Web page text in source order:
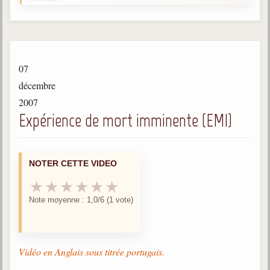
Divaldo Franco
Bibliothèque
Bibliothèque spirite
Documents
07
décembre
2007
Expérience de mort imminente (EMI)
NOTER CETTE VIDEO
★ ★ ★ ★ ★ ★
Note moyenne : 1,0/6 (1 vote)
Vidéo en Anglais sous titrée portugais.